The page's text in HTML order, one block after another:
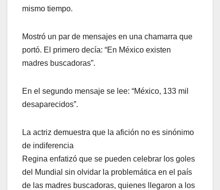
mismo tiempo.
Mostró un par de mensajes en una chamarra que
portó. El primero decía: “En México existen
madres buscadoras”.
En el segundo mensaje se lee: “México, 133 mil
desaparecidos”.
La actriz demuestra que la afición no es sinónimo
de indiferencia
Regina enfatizó que se pueden celebrar los goles
del Mundial sin olvidar la problemática en el país
de las madres buscadoras, quienes llegaron a los